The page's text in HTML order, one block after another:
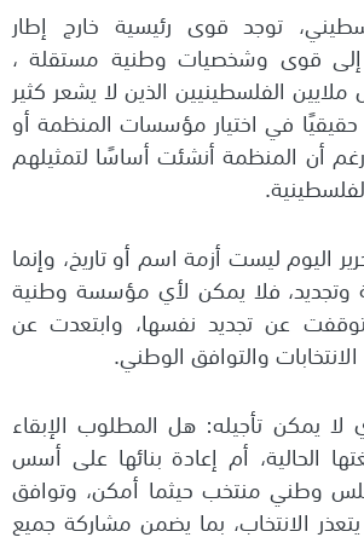
توجد قوى رئيسية خارج إطار
إلى قوى وشخصيات وطنية مستقلة ،
الفلسطينيين الذين لا يشعر كثير
في اختيار مؤسسات المنظمة أو
رغم أن المنظمة أنشئت أساسًا لتمثيلهم
اليوم ليست أزمة اسم أو تاريخ، وإنما
وتجديد، فلا يمكن لأي مؤسسة وطنية
عن تجديد نفسها، وابتعدت عن
والتوافق الوطني.
لا يمكن تأجيله: هل المطلوب الإبقاء
الحالية، أم إعادة بنائها على أسس
وطني منتخب حيثما أمكن، وتوافق
الانتخاب، بما يضمن مشاركة جميع